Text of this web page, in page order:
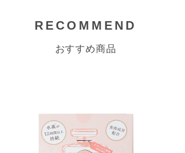
RECOMMEND
おすすめ商品